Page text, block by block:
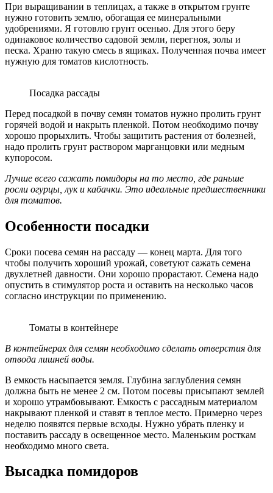
При выращивании в теплицах, а также в открытом грунте
нужно готовить землю, обогащая ее минеральными
удобрениями. Я готовлю грунт осенью. Для этого беру
одинаковое количество садовой земли, перегноя, золы и
песка. Храню такую смесь в ящиках. Полученная почва имеет
нужную для томатов кислотность.
Посадка рассады
Перед посадкой в почву семян томатов нужно пролить грунт
горячей водой и накрыть пленкой. Потом необходимо почву
хорошо прорыхлить. Чтобы защитить растения от болезней,
надо пролить грунт раствором марганцовки или медным
купоросом.
Лучше всего сажать помидоры на то место, где раньше
росли огурцы, лук и кабачки. Это идеальные предшественники
для томатов.
Особенности посадки
Сроки посева семян на рассаду — конец марта. Для того
чтобы получить хороший урожай, советуют сажать семена
двухлетней давности. Они хорошо прорастают. Семена надо
опустить в стимулятор роста и оставить на несколько часов
согласно инструкции по применению.
Томаты в контейнере
В контейнерах для семян необходимо сделать отверстия для
отвода лишней воды.
В емкость насыпается земля. Глубина заглубления семян
должна быть не менее 2 см. Потом посевы присыпают землей
и хорошо утрамбовывают. Емкость с рассадным материалом
накрывают пленкой и ставят в теплое место. Примерно через
неделю появятся первые всходы. Нужно убрать пленку и
поставить рассаду в освещенное место. Маленьким росткам
необходимо много света.
Высадка помидоров